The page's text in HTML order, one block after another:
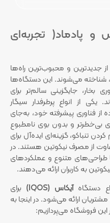
و پادماد( تجربه‌ای
جدیدترین و محبوب‌ترین راه‌ها
شناخته می‌شوند. این دستگاه‌ها
بخار، جایگزینی سالم‌تر برای
از انواع پرطرفدار سیگار
از فناوری پیشرفته خود، به‌جای
بی‌خطرتر و بدون بوی نامطبوع
تنباکو، گزینه‌ای ایده‌آل برای
از مصرف نیکوتین هستند. در
طراحی‌های متنوع و عملکردهای
به کاربران ارائه می‌دهند.
دستگاه‌آیکاس (IQOS)
برای
ارائه می‌شود. در اینجا به
فروشگاه می‌پردازیم: